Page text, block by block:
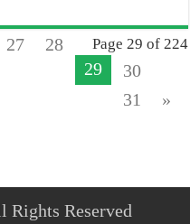
Page 29 of 224
27
28
29
30
31
»
Reserved